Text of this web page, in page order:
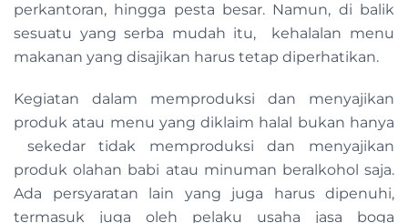
perkantoran, hingga pesta besar. Namun, di balik
sesuatu yang serba mudah itu, kehalalan menu
makanan yang disajikan harus tetap diperhatikan.
Kegiatan dalam memproduksi dan menyajikan
produk atau menu yang diklaim halal bukan hanya
sekedar tidak memproduksi dan menyajikan
produk olahan babi atau minuman beralkohol saja.
Ada persyaratan lain yang juga harus dipenuhi,
termasuk juga oleh pelaku usaha jasa boga